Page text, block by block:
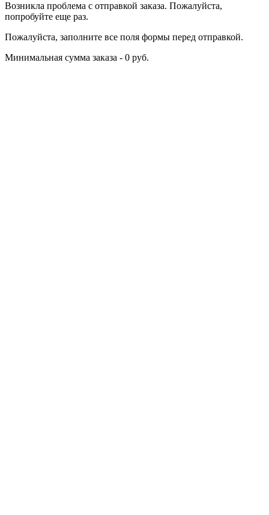
Возникла проблема с отправкой заказа. Пожалуйста,
попробуйте еще раз.
Пожалуйста, заполните все поля формы перед отправкой.
Минимальная сумма заказа - 0 руб.